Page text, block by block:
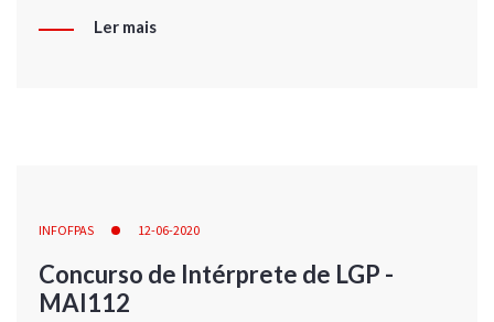
Ler mais
INFOFPAS 12-06-2020
Concurso de Intérprete de LGP -
MAI112